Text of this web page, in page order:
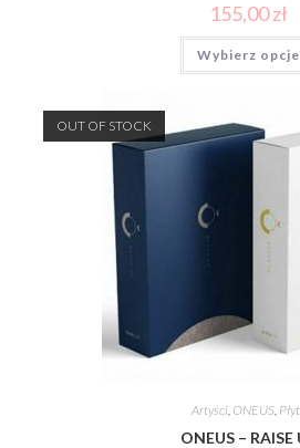
155,00zł
Wybierz opcje
OUT OF STOCK
Artyści, ONEUS,
ONEUS – RAISE